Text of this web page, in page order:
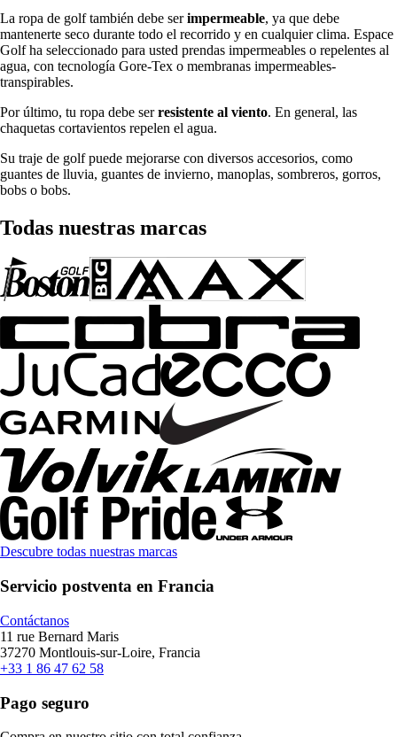
La ropa de golf también debe serimpermeable, ya que debe
mantenerte seco durante todo el recorrido y en cualquier clima. Espace
Golf ha seleccionado para usted prendas impermeables o repelentes al
agua, con tecnología Gore-Tex o membranas impermeables-
transpirables.
Por último, tu ropa debe serresistente al viento. En general, las
chaquetas cortavientos repelen el agua.
Su traje de golf puede mejorarse con diversos accesorios, como
guantes de lluvia, guantes de invierno, manoplas, sombreros, gorros,
bobs o bobs.
Todas nuestras marcas
Descubre todas nuestras marcas
Servicio postventa en Francia
Contáctanos
11 rue Bernard Maris
37270 Montlouis-sur-Loire, Francia
+33 1 86 47 62 58
Pago seguro